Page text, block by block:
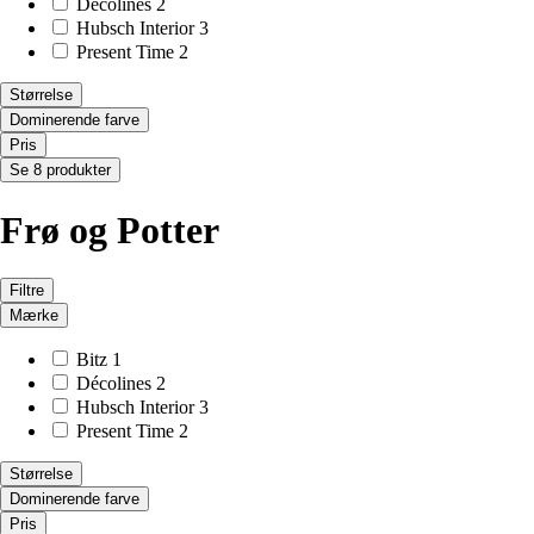
Décolines 2
Hubsch Interior 3
Present Time 2
Størrelse
Dominerende farve
Pris
Se 8 produkter
Frø og Potter
Filtre
Mærke
Bitz 1
Décolines 2
Hubsch Interior 3
Present Time 2
Størrelse
Dominerende farve
Pris